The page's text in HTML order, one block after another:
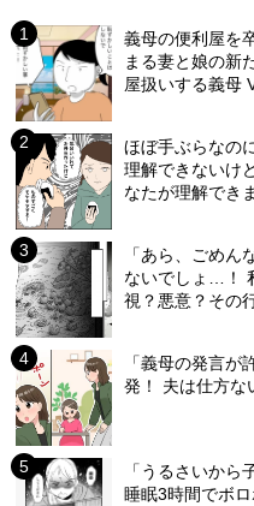
義母の便利屋を
まる妻と娘の新
屋扱いする義母
ほぼ手ぶらなの
理解できないけ
なたが理解でき
「あら、ごめん
ないでしょ…！
視？悪意？その
「義母の発言
発！ 夫は仕方な
「うるさいか
睡眠3時間でボ